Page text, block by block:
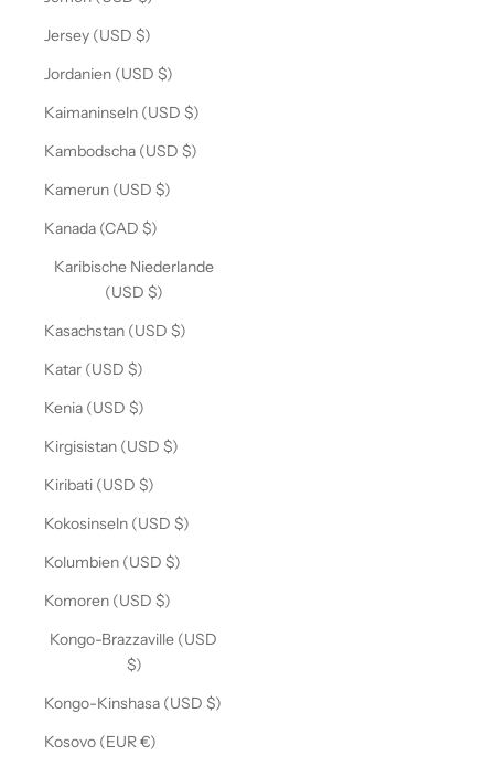
Jersey (USD $)
Jordanien (USD $)
Kaimaninseln (USD $)
Kambodscha (USD $)
Kamerun (USD $)
Kanada (CAD $)
Karibische Niederlande
(USD $)
Kasachstan (USD $)
Katar (USD $)
Kenia (USD $)
Kirgisistan (USD $)
Kiribati (USD $)
Kokosinseln (USD $)
Kolumbien (USD $)
Komoren (USD $)
Kongo-Brazzaville (USD
$)
Kongo-Kinshasa (USD $)
Kosovo (EUR €)